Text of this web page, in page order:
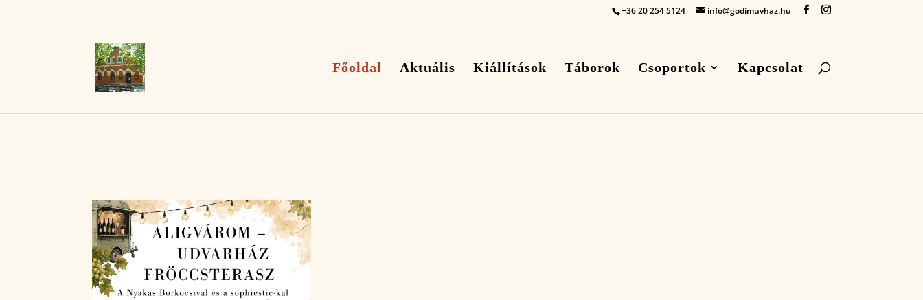
+36 20 254 5124 info@godimuvhaz.hu
Főoldal Aktuális Kiállítások Táborok Csoportok Kapcsolat